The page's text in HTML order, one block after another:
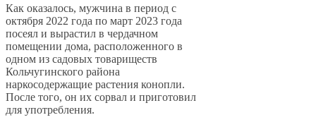
Как оказалось, мужчина в период с
октября 2022 года по март 2023 года
посеял и вырастил в чердачном
помещении дома, расположенного в
одном из садовых товариществ
Кольчугинского района
наркосодержащие растения конопли.
После того, он их сорвал и приготовил
для употребления.